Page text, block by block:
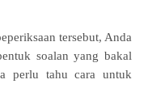
tersebut, Anda
soalan yang bakal
perlu tahu cara untuk